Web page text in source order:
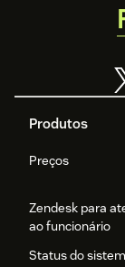
Produtos
Preços
Zendesk para
ao funcionário
Status do